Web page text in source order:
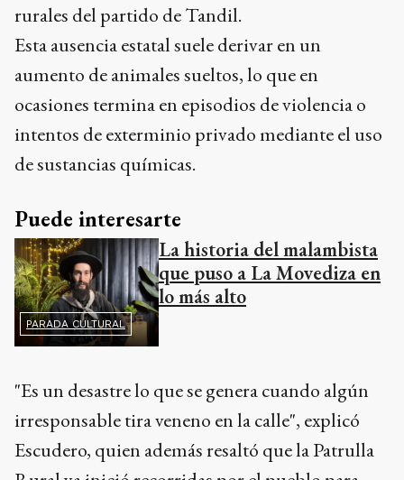
rurales del partido de Tandil.
Esta ausencia estatal suele derivar en un
aumento de animales sueltos, lo que en
ocasiones termina en episodios de violencia o
intentos de exterminio privado mediante el uso
de sustancias químicas.
Puede interesarte
PARADA CULTURAL
La historia del malambista
que puso a La Movediza en
lo más alto
"Es un desastre lo que se genera cuando algún
irresponsable tira veneno en la calle", explicó
Escudero, quien además resaltó que la Patrulla